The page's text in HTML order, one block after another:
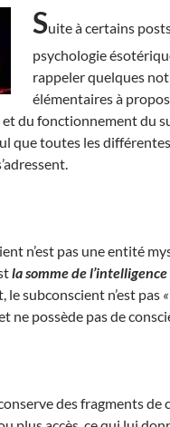
Suite à certains
psychologie
rappeler quelques
élémentaires à
du fonctionnement du
que toutes les
n’est pas une entité
la somme de
le subconscient n’est pas
ne possède pas de
des fragments de